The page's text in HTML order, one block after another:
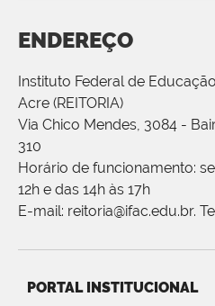
ENDEREÇO
Instituto Federal de
Acre (REITORIA)
Via Chico Mendes, 3084 -
310
Horário de funcionamento:
12h e das 14h às 17h
E-mail: reitoria@ifac.edu.br.
PORTAL INSTITUCIONAL